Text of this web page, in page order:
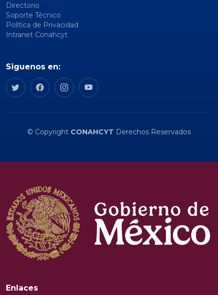
Directorio
Soporte Técnico
Política de Privacidad
Intranet Conahcyt
Siguenos en:
© Copyright CONAHCYT Derechos Reservados
Enlaces